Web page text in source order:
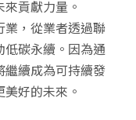
貢獻力量。
業，從業者透過聯
碳永續。因為通
繼續成為可持續發
好的未來。